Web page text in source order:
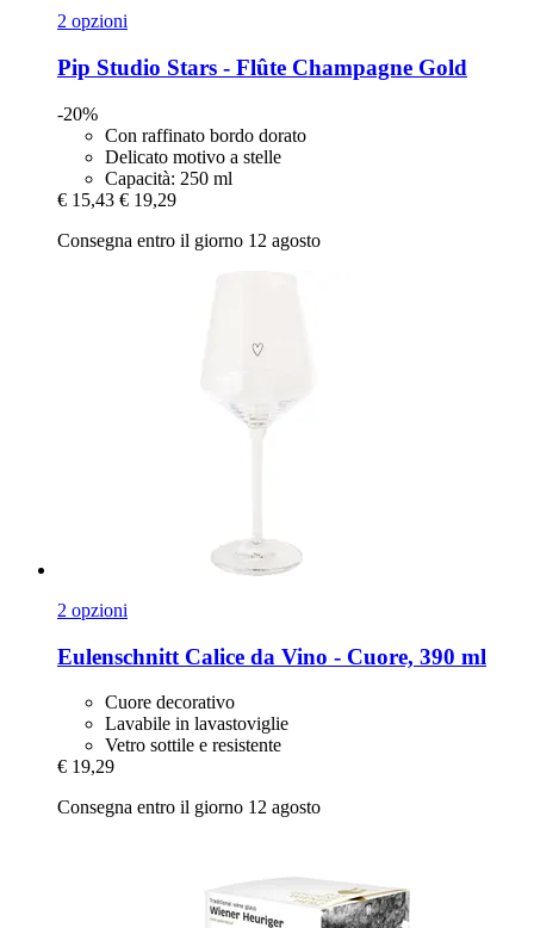
2 opzioni
Pip Studio Stars -​ Flûte Champagne Gold
-20%
Con raffinato bordo dorato
Delicato motivo a stelle
Capacità: 250 ml
€ 15,43 € 19,29
Consegna entro il giorno 12 agosto
2 opzioni
Eulenschnitt Calice da Vino -​ Cuore, 390 ml
Cuore decorativo
Lavabile in lavastoviglie
Vetro sottile e resistente
€ 19,29
Consegna entro il giorno 12 agosto